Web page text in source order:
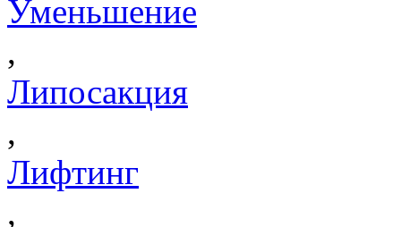
Уменьшение
,
Липосакция
,
Лифтинг
,